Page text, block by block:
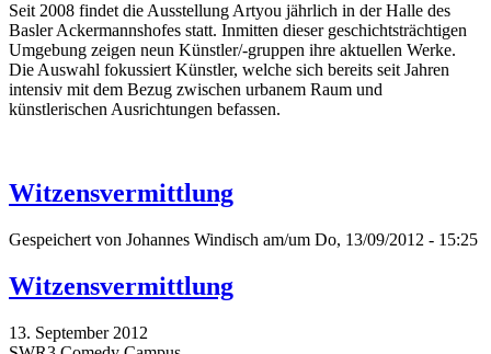
Seit 2008 findet die Ausstellung Artyou jährlich in der Halle des
Basler Ackermannshofes statt. Inmitten dieser geschichtsträchtigen
Umgebung zeigen neun Künstler/-gruppen ihre aktuellen Werke.
Die Auswahl fokussiert Künstler, welche sich bereits seit Jahren
intensiv mit dem Bezug zwischen urbanem Raum und
künstlerischen Ausrichtungen befassen.
Witzensvermittlung
Gespeichert von Johannes Windisch am/um Do, 13/09/2012 - 15:25
Witzensvermittlung
13. September 2012